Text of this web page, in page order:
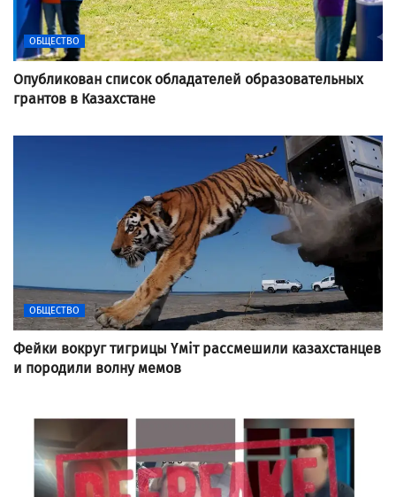
ОБЩЕСТВО
Опубликован список обладателей образовательных
грантов в Казахстане
ОБЩЕСТВО
Фейки вокруг тигрицы Үміт рассмешили казахстанцев
и породили волну мемов